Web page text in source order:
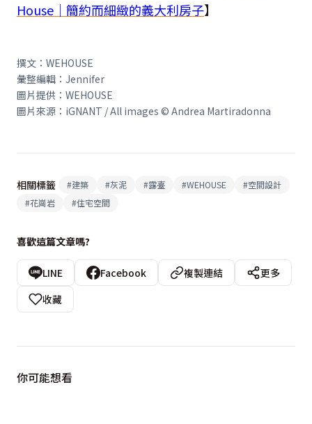
House｜簡約而細緻的義大利房子】
撰文：WEHOUSE
彙整編輯：Jennifer
圖片提供：WEHOUSE
圖片來源：iGNANT / All images © Andrea Martiradonna
相關標籤 #建築 #灰泥 #露臺 #WEHOUSE #空間設計
#花崗岩 #住宅空間
喜歡這篇文章嗎?
LINE Facebook 複製連結
更多
收藏
你可能想看